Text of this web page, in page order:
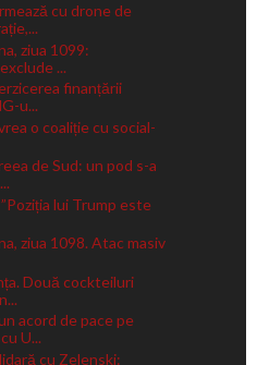
cu drone de
ziua 1099:
...
finanțării
u...
o coaliție cu social-
de Sud: un pod s-a
lui Trump este
ziua 1098. Atac masiv
Două cockteiluri
acord de pace pe
U...
cu Zelenski: